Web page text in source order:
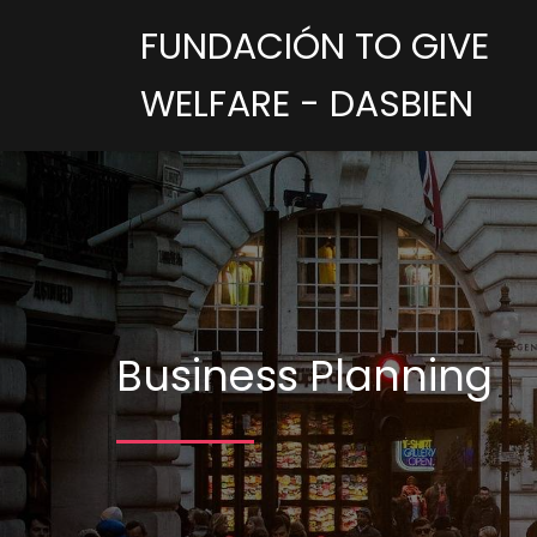
FUNDACIÓN TO GIVE
WELFARE - DASBIEN
Business Planning